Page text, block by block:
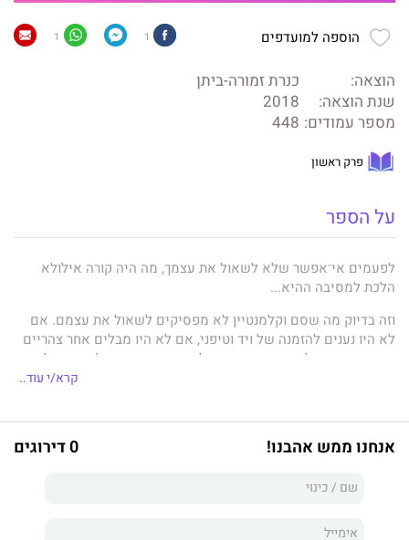
הוספה למועדפים 1
1
הוצאה:
כנרת זמורה-ביתן
שנת הוצאה:
2018
מספר עמודים: 448
פרק ראשון
על הספר
לפעמים אי־אפשר שלא לשאול את עצמך, מה היה קורה אילולא
הלכת למסיבה ההיא...
וזה בדיוק מה שסם וקלמנטיין לא מפסיקים לשאול את עצמם. אם
לא היו נענים להזמנה של ויד וטיפני, אם לא היו מבלים אחר צהריים
שמשי בחצר שלהם עם אריקה ואוליבר, אם הברבקיו לא היה כל כך
טעים והיין כל כך שופע, כי אז – אז ודאי לא היו מיוסרים כל כך
עמוסות. אריקה היא חברתה הטובה ביותר של קלמנטיין עוד מילדות.
לחלוטין.
קרא/י עוד..
אנחנו ממש אהבנו! 0 דירוגים